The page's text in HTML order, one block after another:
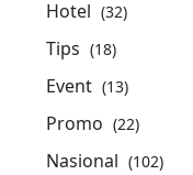
Hotel (32)
Tips (18)
Event (13)
Promo (22)
Nasional (102)